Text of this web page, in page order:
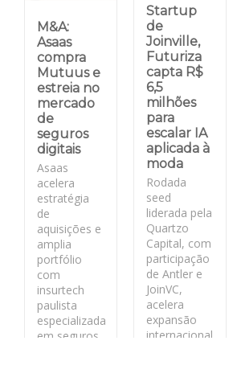
M&A:
Asaas
compra
Mutuus e
estreia no
mercado
de
seguros
digitais
Asaas
acelera
estratégia
de
aquisições e
amplia
portfólio
com
insurtech
paulista
especializada
em seguros
Startup
de
Joinville,
Futuriza
capta R$
6,5
milhões
para
escalar IA
aplicada à
moda
Rodada
seed
liderada pela
Quartzo
Capital, com
participação
de Antler e
JoinVC,
acelera
expansão
internacional